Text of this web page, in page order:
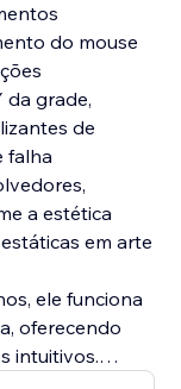
do mouse
da grade,
de
falha
a estética
em arte
ele funciona
oferecendo
intuitivos.